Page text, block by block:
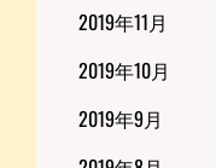
2019年11月
2019年10月
2019年9月